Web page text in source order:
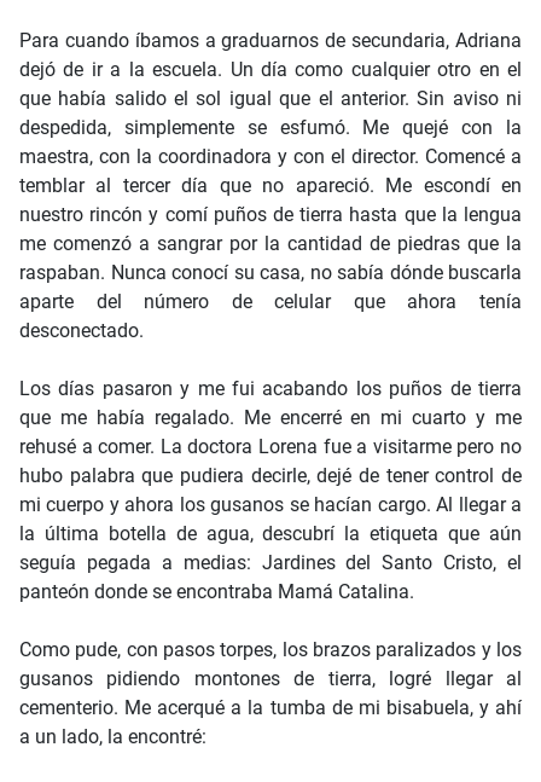
Para cuando íbamos a graduarnos de secundaria, Adriana
dejó de ir a la escuela. Un día como cualquier otro en el
que había salido el sol igual que el anterior. Sin aviso ni
despedida, simplemente se esfumó. Me quejé con la
maestra, con la coordinadora y con el director. Comencé a
temblar al tercer día que no apareció. Me escondí en
nuestro rincón y comí puños de tierra hasta que la lengua
me comenzó a sangrar por la cantidad de piedras que la
raspaban. Nunca conocí su casa, no sabía dónde buscarla
aparte del número de celular que ahora tenía
desconectado.
Los días pasaron y me fui acabando los puños de tierra
que me había regalado. Me encerré en mi cuarto y me
rehusé a comer. La doctora Lorena fue a visitarme pero no
hubo palabra que pudiera decirle, dejé de tener control de
mi cuerpo y ahora los gusanos se hacían cargo. Al llegar a
la última botella de agua, descubrí la etiqueta que aún
seguía pegada a medias: Jardines del Santo Cristo, el
panteón donde se encontraba Mamá Catalina.
Como pude, con pasos torpes, los brazos paralizados y los
gusanos pidiendo montones de tierra, logré llegar al
cementerio. Me acerqué a la tumba de mi bisabuela, y ahí
a un lado, la encontré: